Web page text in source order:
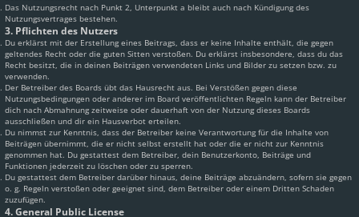
Das Nutzungsrecht nach Punkt 2, Unterpunkt a bleibt auch nach Kündigung des
Nutzungsvertrages bestehen.
3. Pflichten des Nutzers
Du erklärst mit der Erstellung eines Beitrags, dass er keine Inhalte enthält, die gegen
geltendes Recht oder die guten Sitten verstoßen. Du erklärst insbesondere, dass du das
Recht besitzt, die in deinen Beiträgen verwendeten Links und Bilder zu setzen bzw. zu
verwenden.
Der Betreiber des Boards übt das Hausrecht aus. Bei Verstößen gegen diese
Nutzungsbedingungen oder anderer im Board veröffentlichten Regeln kann der Betreiber
dich nach Abmahnung zeitweise oder dauerhaft von der Nutzung dieses Boards
ausschließen und dir ein Hausverbot erteilen.
Du nimmst zur Kenntnis, dass der Betreiber keine Verantwortung für die Inhalte von
Beiträgen übernimmt, die er nicht selbst erstellt hat oder die er nicht zur Kenntnis
genommen hat. Du gestattest dem Betreiber, dein Benutzerkonto, Beiträge und
Funktionen jederzeit zu löschen oder zu sperren.
Du gestattest dem Betreiber darüber hinaus, deine Beiträge abzuändern, sofern sie gegen
o. g. Regeln verstoßen oder geeignet sind, dem Betreiber oder einem Dritten Schaden
zuzufügen.
4. General Public License